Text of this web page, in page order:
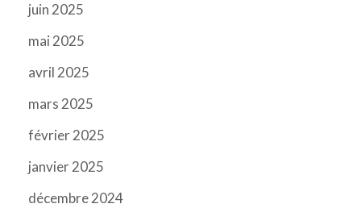
juin 2025
mai 2025
avril 2025
mars 2025
février 2025
janvier 2025
décembre 2024